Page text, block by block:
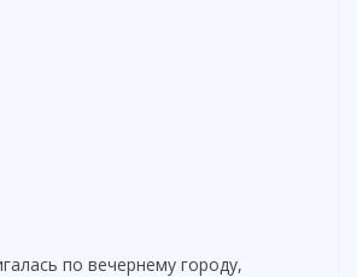
по вечернему городу,